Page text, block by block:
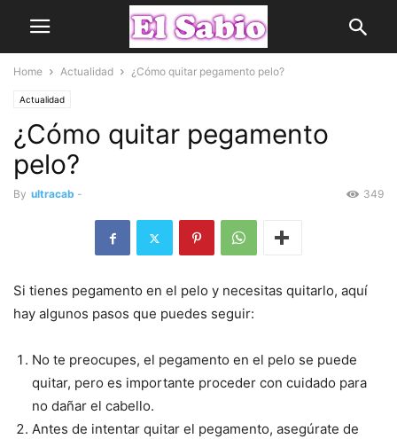
Home Actualidad ¿Cómo quitar pegamento pelo?
Actualidad
¿Cómo quitar pegamento
pelo?
By ultracab - 349
Si tienes pegamento en el pelo y necesitas quitarlo, aquí
hay algunos pasos que puedes seguir:
No te preocupes, el pegamento en el pelo se puede
quitar, pero es importante proceder con cuidado para
no dañar el cabello.
Antes de intentar quitar el pegamento, asegúrate de